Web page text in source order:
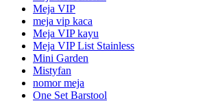
Meja VIP
meja vip kaca
Meja VIP kayu
Meja VIP List Stainless
Mini Garden
Mistyfan
nomor meja
One Set Barstool